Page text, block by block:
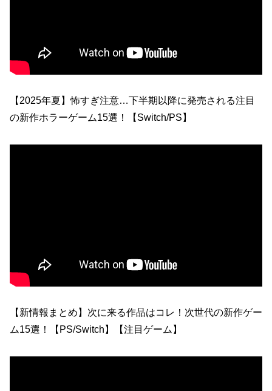
【2025年夏】怖すぎ注意…下半期以降に発売される注目
の新作ホラーゲーム15選！【Switch/PS】
【新情報まとめ】次に来る作品はコレ！次世代の新作ゲー
ム15選！【PS/Switch】【注目ゲーム】